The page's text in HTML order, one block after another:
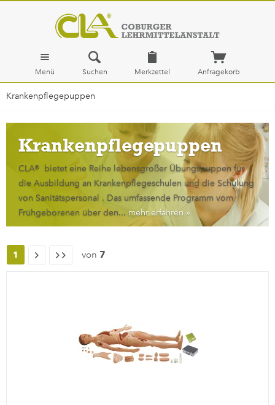
Menü Suchen Merkzettel Anfragekorb
Krankenpflegepuppen
Krankenpflegepuppen
CLA® bietet eine Reihe lebensgroßer Übungspuppen für
die Ausbildung an Krankenpflegeschulen und die Schulung
von Sanitätspersonal . Das umfassende Programm vom
Frühgeborenen über den... mehr erfahren »
1 von 7